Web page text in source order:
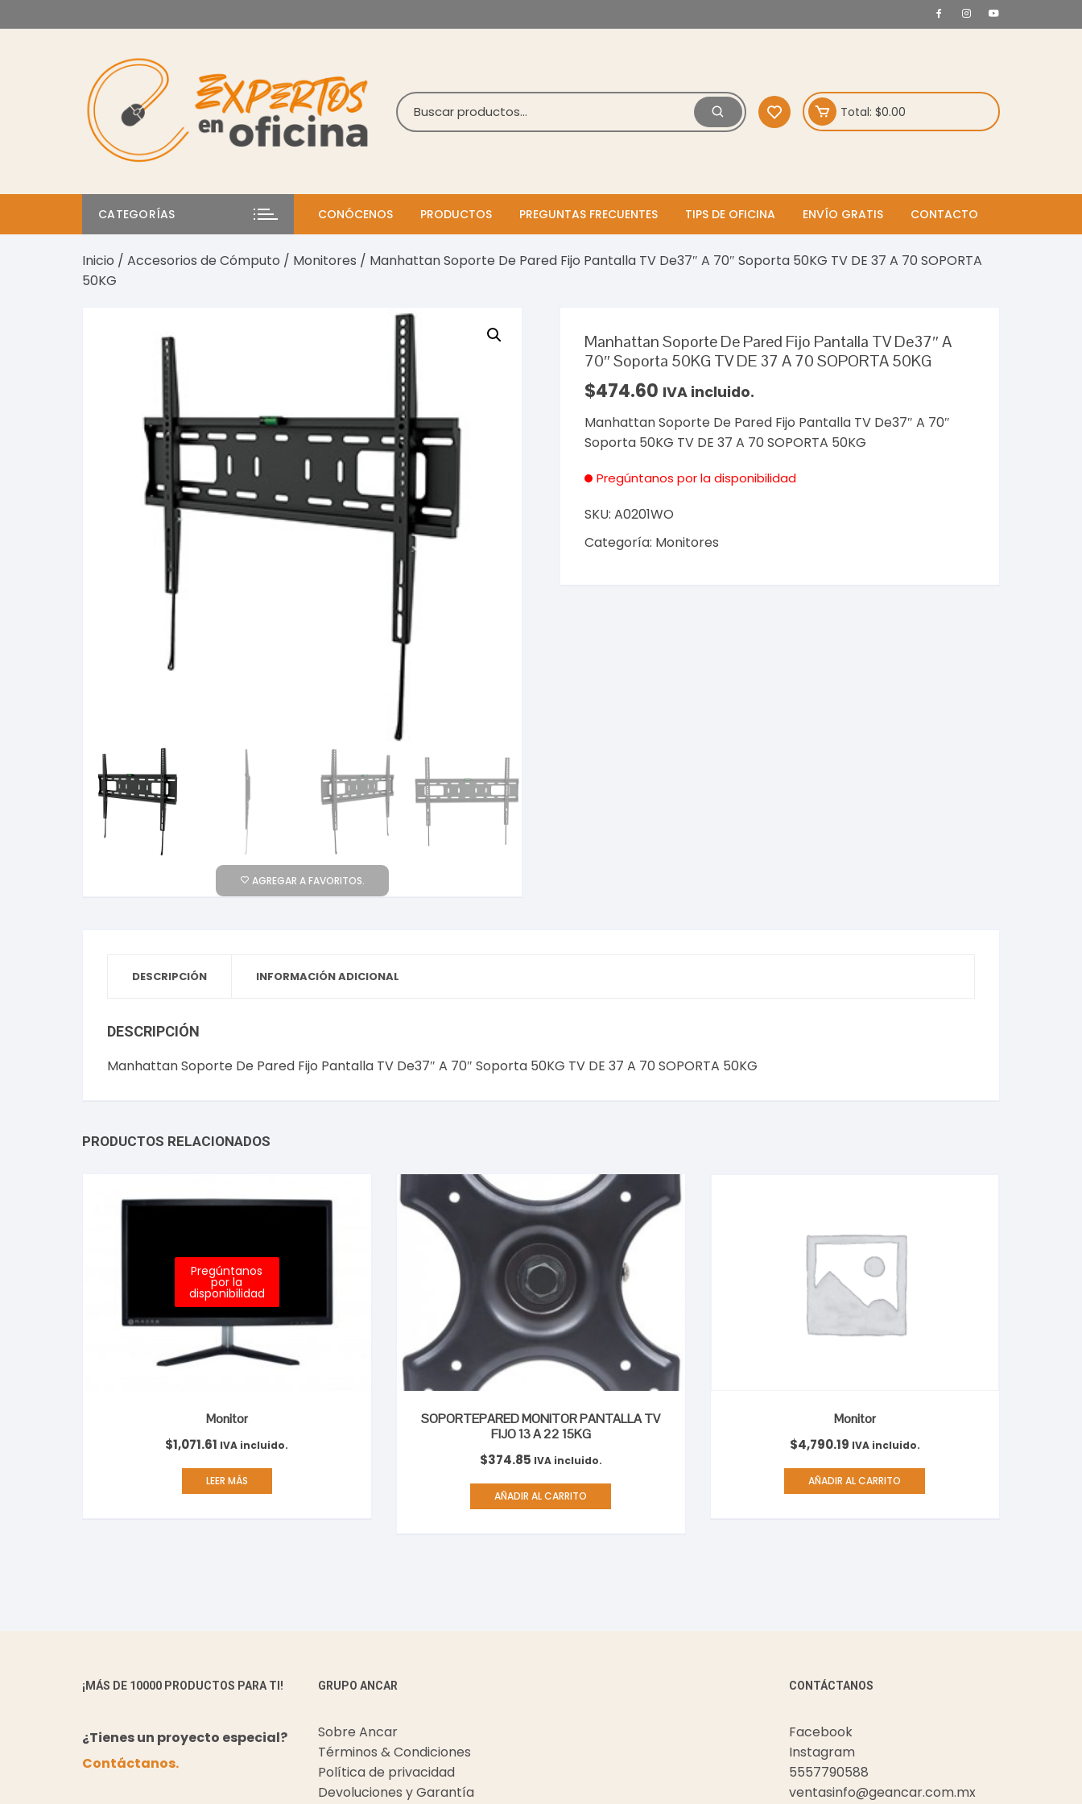
al
Total: $0.00
CATEGORÍAS CONÓCENOS PRODUCTOS PREGUNTAS FRECUENTES TIPS DE OFICINA ENVÍO GRATIS CONTACTO
Inicio / Accesorios de Cómputo / Monitores / Manhattan Soporte De Pared Fijo Pantalla TV De37″ A 70″ Soporta 50KG TV DE 37 A 70 SOPORTA
50KG
AGREGAR A FAVORITOS.
Manhattan Soporte De Pared Fijo Pantalla TV De37″ A
70″ Soporta 50KG TV DE 37 A 70 SOPORTA 50KG
$474.60 IVA incluido.
Manhattan Soporte De Pared Fijo Pantalla TV De37″ A 70″
Soporta 50KG TV DE 37 A 70 SOPORTA 50KG
Pregúntanos por la disponibilidad
SKU: A0201WO
Categoría: Monitores
DESCRIPCIÓN INFORMACIÓN ADICIONAL
DESCRIPCIÓN
Manhattan Soporte De Pared Fijo Pantalla TV De37″ A 70″ Soporta 50KG TV DE 37 A 70 SOPORTA 50KG
PRODUCTOS RELACIONADOS
Pregúntanos
por la
disponibilidad
Monitor
$1,071.61 IVA incluido.
LEER MÁS
SOPORTEPARED MONITOR PANTALLA TV
FIJO 13 A 22 15KG
$374.85 IVA incluido.
AÑADIR AL CARRITO
Monitor
$4,790.19 IVA incluido.
AÑADIR AL CARRITO
¡MÁS DE 10000 PRODUCTOS PARA TI!
¿Tienes un proyecto especial?
Contáctanos.
GRUPO ANCAR
Sobre Ancar
Términos & Condiciones
Política de privacidad
Devoluciones y Garantía
CONTÁCTANOS
Facebook
Instagram
5557790588
ventasinfo@geancar.com.mx